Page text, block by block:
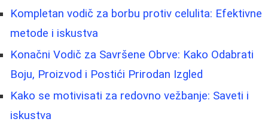
Kompletan vodič za borbu protiv celulita: Efektivne
metode i iskustva
Konačni Vodič za Savršene Obrve: Kako Odabrati
Boju, Proizvod i Postići Prirodan Izgled
Kako se motivisati za redovno vežbanje: Saveti i
iskustva